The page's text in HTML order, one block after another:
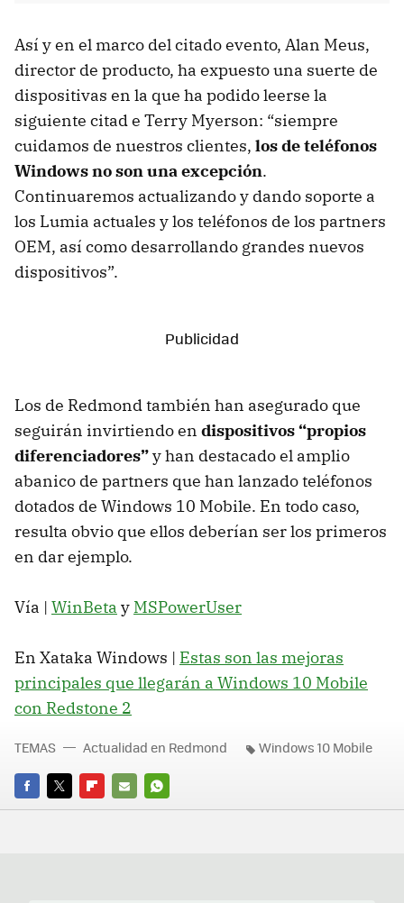
Así y en el marco del citado evento, Alan Meus,
director de producto, ha expuesto una suerte de
dispositivas en la que ha podido leerse la
siguiente citad e Terry Myerson: “siempre
cuidamos de nuestros clientes, los de teléfonos
Windows no son una excepción.
Continuaremos actualizando y dando soporte a
los Lumia actuales y los teléfonos de los partners
OEM, así como desarrollando grandes nuevos
dispositivos”.
Los de Redmond también han asegurado que
seguirán invirtiendo en dispositivos “propios
diferenciadores”y han destacado el amplio
abanico de partners que han lanzado teléfonos
dotados de Windows 10 Mobile. En todo caso,
resulta obvio que ellos deberían ser los primeros
en dar ejemplo.
Vía | WinBeta y MSPowerUser
En Xataka Windows | Estas son las mejoras
principales que llegarán a Windows 10 Mobile
con Redstone 2
FACEBOOK
TWITTERFLIPBOARD
E-
WHATSAPP
TEMAS Actualidad en Redmond Windows 10 Mobile